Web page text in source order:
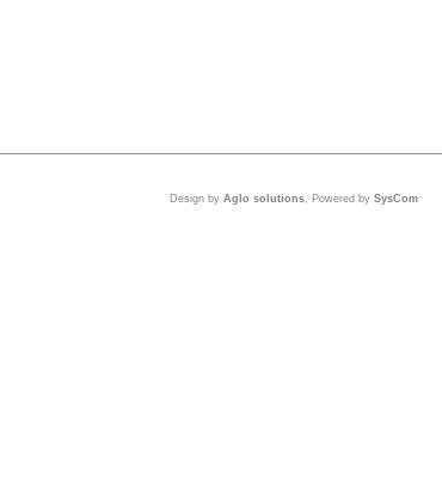
Design by Aglo solutions, Powered by SysCom